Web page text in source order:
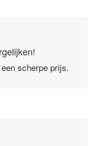
scherpe prijs.